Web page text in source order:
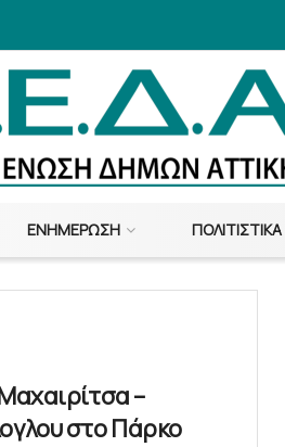
ΕΝΗΜΈΡΩΣΗ ΠΟΛΙΤΙΣΤΙΚΆ
–
στο Πάρκο